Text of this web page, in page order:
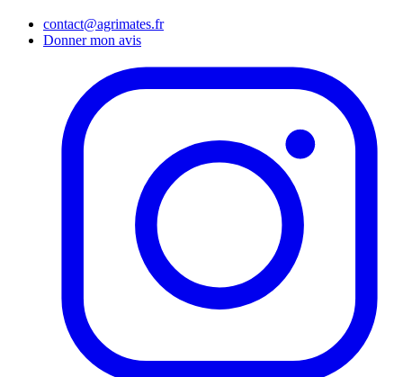
contact@agrimates.fr
Donner mon avis